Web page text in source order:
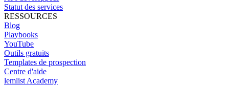
Statut des services
RESSOURCES
Blog
Playbooks
YouTube
Outils gratuits
Templates de prospection
Centre d'aide
lemlist Academy